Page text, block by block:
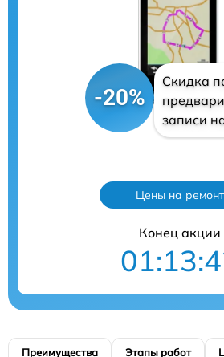
-20%
Скидка
записи
Цены на ремонт
Конец акции
Преимущества Этапы работ